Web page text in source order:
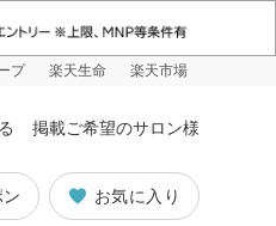
プ 楽天生命 楽天市場
掲載ご希望のサロン様
お気に入り